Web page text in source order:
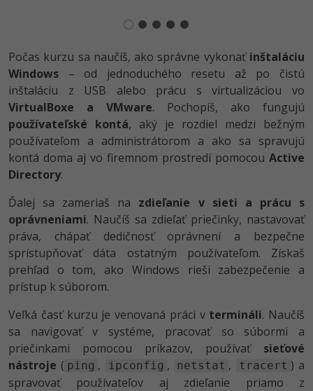
Fórum
Počas kurzu sa naučíš, ako správne vykonať inštaláciu
Windows – od jednoduchého resetu až po čistú
inštaláciu z USB alebo prácu s virtualizáciou vo
VirtualBoxe a VMware. Pochopíš, ako fungujú
používateľské kontá, aký je rozdiel medzi bežným
používateľom a administrátorom a ako sa spravujú
kontá doma aj vo firemnom prostredí pomocou Active
Directory.
Ďalej sa zameriaš na zdieľanie v sieti a prácu s
oprávneniami. Naučíš sa zdieľať priečinky, nastavovať
práva, chápať dedičnosť oprávnení a bezpečne
sprístupňovať dáta ostatným používateľom. Získaš
prehľad o tom, ako Windows rieši zabezpečenie a
prístup k súborom.
Veľká časť kurzu je venovaná práci v termináli. Naučíš
sa navigovať v systéme, pracovať so súbormi a
priečinkami pomocou príkazov, používať sieťové
nástroje ( ping , ipconfig , netstat , tracert ) a
spravovať používateľov aj zdieľanie priamo z